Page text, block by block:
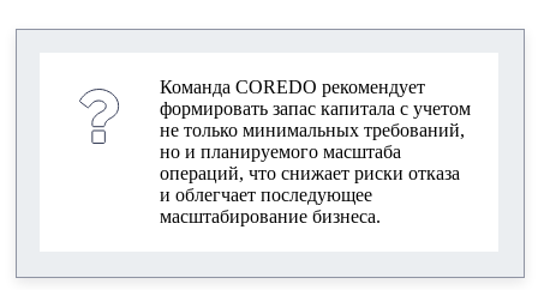
Команда COREDO рекомендует
формировать запас капитала с учетом
не только минимальных требований,
но и планируемого масштаба
операций, что снижает риски отказа
и облегчает последующее
масштабирование бизнеса.